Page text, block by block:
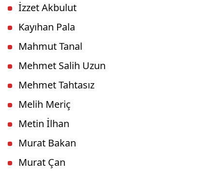
İzzet Akbulut
Kayıhan Pala
Mahmut Tanal
Mehmet Salih Uzun
Mehmet Tahtasız
Melih Meriç
Metin İlhan
Murat Bakan
Murat Çan